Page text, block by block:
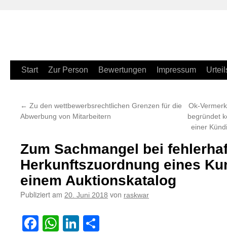
Zum
springen
Start Zur Person Bewertungen Impressum
← Zu den wettbewerbsrechtlichen Grenzen für die
Abwerbung von Mitarbeitern
Ok-
begründet
einer
Zum Sachmangel bei
Herkunftszuordnung eines
einem Auktionskatalog
Publiziert am 20. Juni 2018 von raskwar
Facebook
WhatsApp
LinkedIn